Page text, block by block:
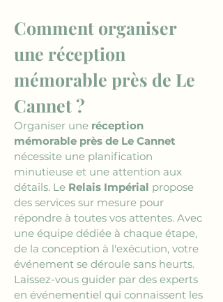
Comment organiser
une réception
mémorable près de Le
Cannet ?
Organiser une réception
mémorable près de Le Cannet
nécessite une planification
minutieuse et une attention aux
détails. Le Relais Impérial propose
des services sur mesure pour
répondre à toutes vos attentes. Avec
une équipe dédiée à chaque étape,
de la conception à l'exécution, votre
événement se déroule sans heurts.
Laissez-vous guider par des experts
en événementiel qui connaissent les